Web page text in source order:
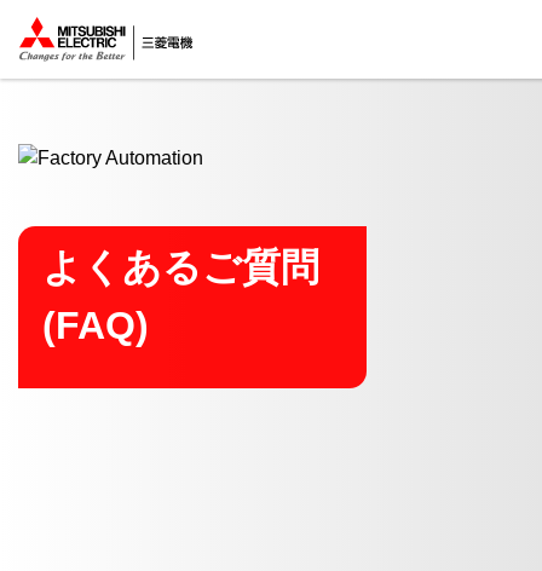
ここから本文
よくあるご質問
(FAQ)